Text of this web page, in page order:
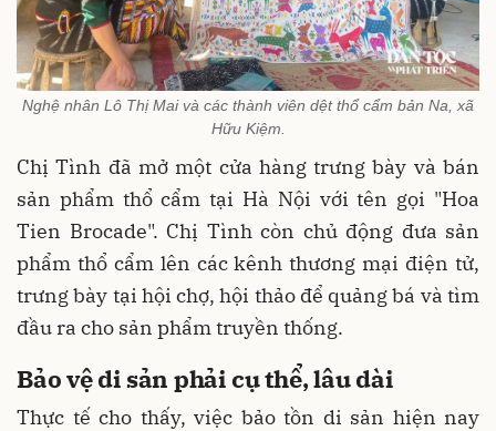
Nghệ nhân Lô Thị Mai và các thành viên dệt thổ cẩm bản Na, xã
Hữu Kiệm.
Chị Tình đã mở một cửa hàng trưng bày và bán
sản phẩm thổ cẩm tại Hà Nội với tên gọi "Hoa
Tien Brocade". Chị Tình còn chủ động đưa sản
phẩm thổ cẩm lên các kênh thương mại điện tử,
trưng bày tại hội chợ, hội thảo để quảng bá và tìm
đầu ra cho sản phẩm truyền thống.
Bảo vệ di sản phải cụ thể, lâu dài
Thực tế cho thấy, việc bảo tồn di sản hiện nay